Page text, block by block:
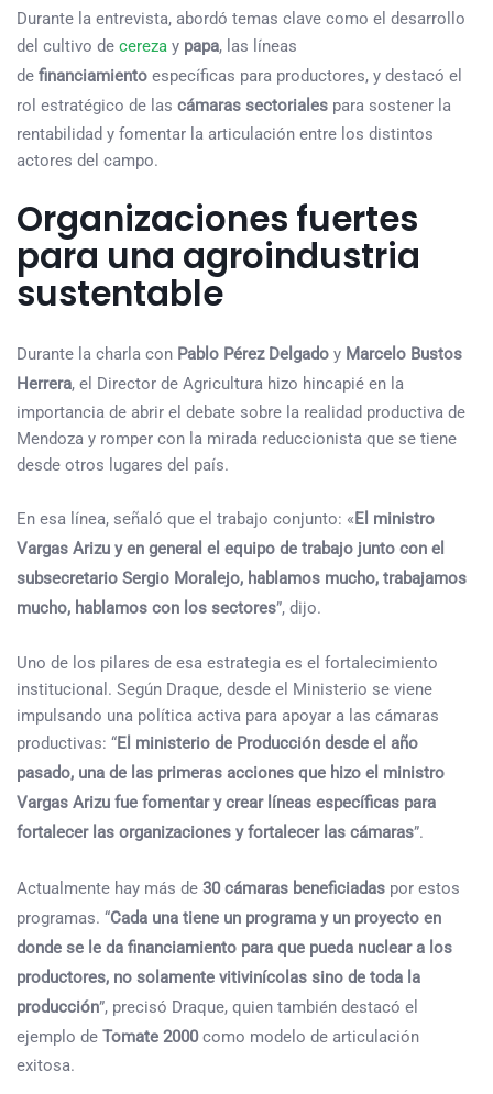
Durante la entrevista, abordó temas clave como el desarrollo
del cultivo de cereza y papa, las líneas
de financiamiento específicas para productores, y destacó el
rol estratégico de las cámaras sectoriales para sostener la
rentabilidad y fomentar la articulación entre los distintos
actores del campo.
Organizaciones fuertes
para una agroindustria
sustentable
Durante la charla con Pablo Pérez Delgado y Marcelo Bustos
Herrera, el Director de Agricultura hizo hincapié en la
importancia de abrir el debate sobre la realidad productiva de
Mendoza y romper con la mirada reduccionista que se tiene
desde otros lugares del país.
En esa línea, señaló que el trabajo conjunto: « El ministro
Vargas Arizu y en general el equipo de trabajo junto con el
subsecretario Sergio Moralejo, hablamos mucho, trabajamos
mucho, hablamos con los sectores”, dijo.
Uno de los pilares de esa estrategia es el fortalecimiento
institucional. Según Draque, desde el Ministerio se viene
impulsando una política activa para apoyar a las cámaras
productivas: “El ministerio de Producción desde el año
pasado, una de las primeras acciones que hizo el ministro
Vargas Arizu fue fomentar y crear líneas específicas para
fortalecer las organizaciones y fortalecer las cámaras”.
Actualmente hay más de 30 cámaras beneficiadas por estos
programas. “Cada una tiene un programa y un proyecto en
donde se le da financiamiento para que pueda nuclear a los
productores, no solamente vitivinícolas sino de toda la
producción”, precisó Draque, quien también destacó el
ejemplo de Tomate 2000como modelo de articulación
exitosa.